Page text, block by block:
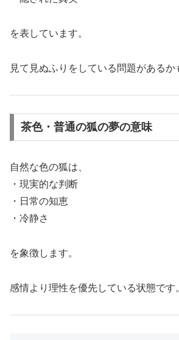
を表しています。
見て見ぬふりをしている問題があるか
茶色・普通の狐の夢の意味
自然な色の狐は、
・現実的な判断
・日常の知恵
・冷静さ
を象徴します。
感情より理性を優先している状態です